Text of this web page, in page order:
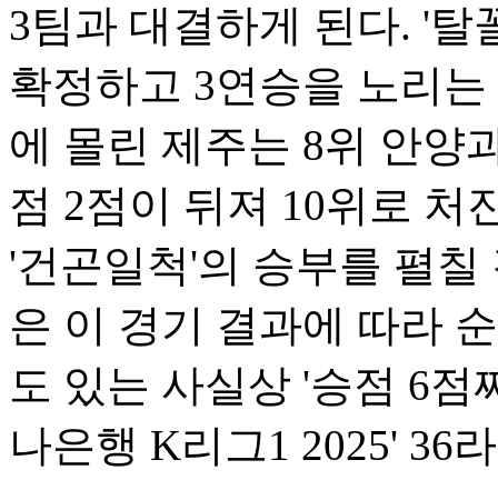
3팀과 대결하게 된다. '탈
확정하고 3연승을 노리
에 몰린 제주는 8위 안양
점 2점이 뒤져 10위로 처
'건곤일척'의 승부를 펼
은 이 경기 결과에 따라
도 있는 사실상 '승점 6점
나은행 K리그1 2025' 36